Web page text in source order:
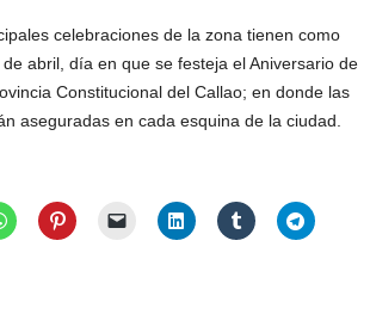
celebraciones de la zona tienen como
abril, día en que se festeja el Aniversario de
Constitucional del Callao; en donde las
aseguradas en cada esquina de la ciudad.